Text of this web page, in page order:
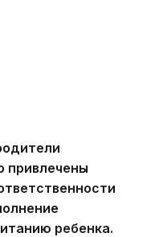
привлечены
ребенка.